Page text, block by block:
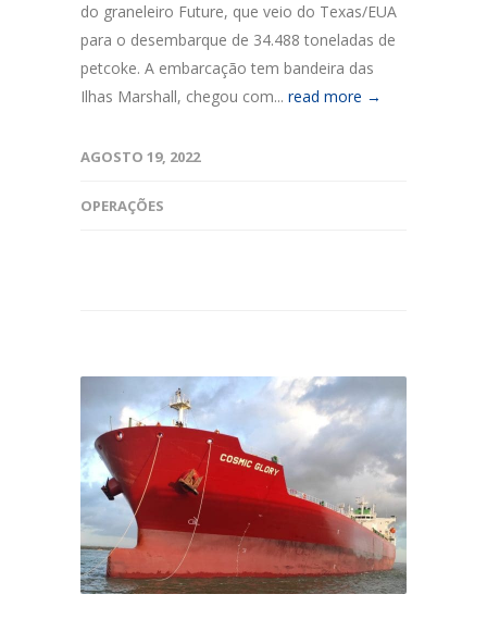
do graneleiro Future, que veio do Texas/EUA
para o desembarque de 34.488 toneladas de
petcoke. A embarcação tem bandeira das
Ilhas Marshall, chegou com... read more →
AGOSTO 19, 2022
OPERAÇÕES